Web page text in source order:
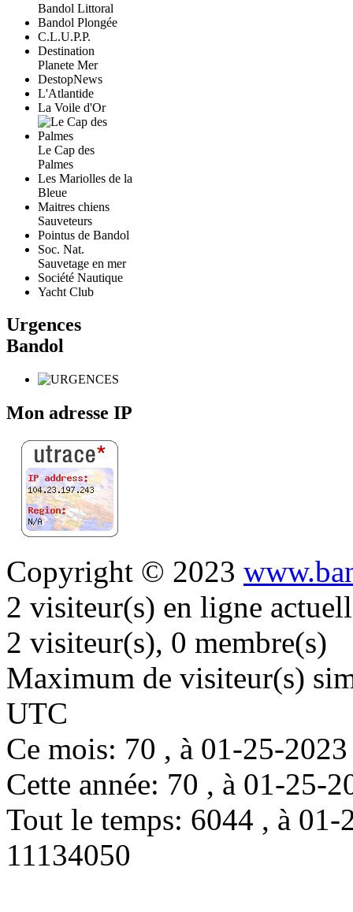
Bandol Littoral
Bandol Plongée
C.L.U.P.P.
Destination
Planete Mer
DestopNews
L'Atlantide
La Voile d'Or
Le Cap des
Palmes
Les Mariolles de la
Bleue
Maitres chiens
Sauveteurs
Pointus de Bandol
Soc. Nat.
Sauvetage en mer
Société Nautique
Yacht Club
Urgences
Bandol
Mon adresse IP
Copyright © 2023
2 visiteur(s) en ligne
2 visiteur(s), 0 membre(s)
Maximum de visiteur(s)
UTC
Ce mois: 70 , à 01-25-
Cette année: 70 , à 01-25-
Tout le temps: 6044 , à
11134050